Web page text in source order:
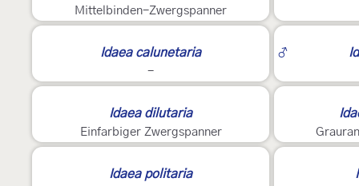
Mittelbinden-Zwergspanner
Idaea calunetaria
-
♂
Idaea dilutaria
Einfarbiger Zwergspanner
Idaea politaria